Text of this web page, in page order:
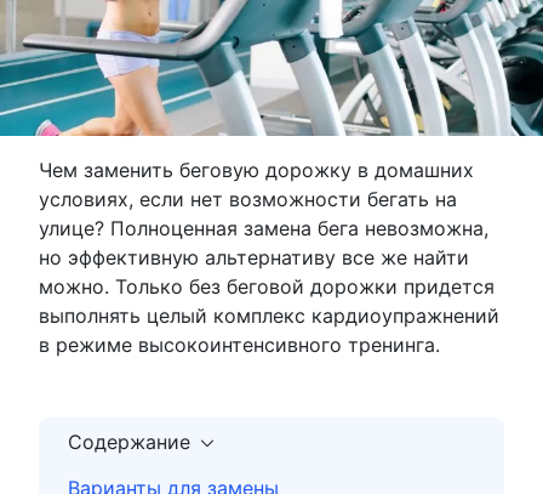
Чем заменить беговую дорожку в домашних
условиях, если нет возможности бегать на
улице? Полноценная замена бега невозможна,
но эффективную альтернативу все же найти
можно. Только без беговой дорожки придется
выполнять целый комплекс кардиоупражнений
в режиме высокоинтенсивного тренинга.
Содержание
Варианты для замены